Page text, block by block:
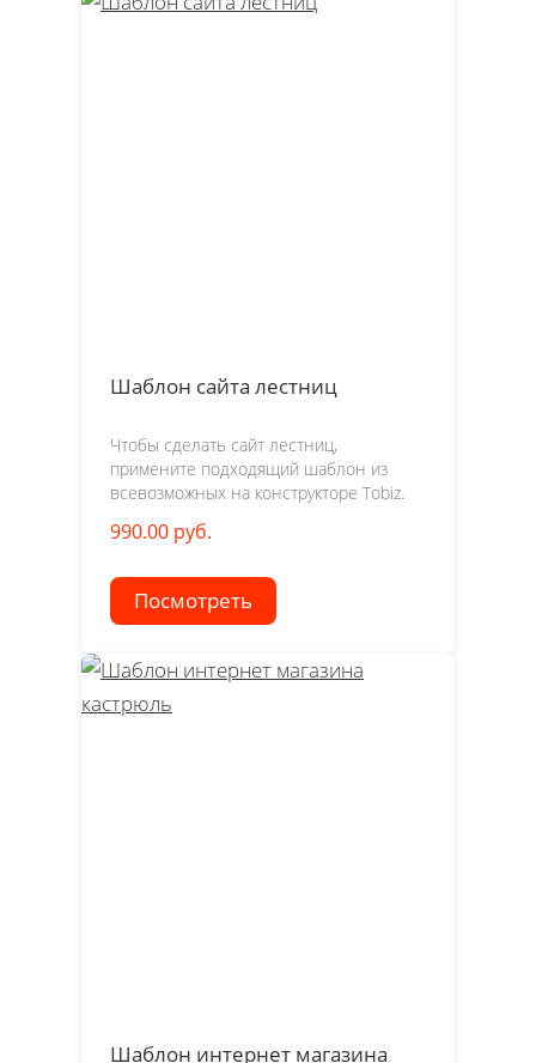
Шаблон сайта лестниц
Чтобы сделать сайт лестниц,
примените подходящий шаблон из
всевозможных на конструкторе Tobiz.
990.00 руб.
Посмотреть
Шаблон интернет магазина